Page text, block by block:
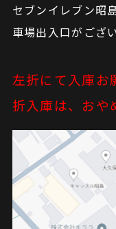
セブンイレブン昭
車場出入口がござい
左折にて入庫お
折入庫は、おや